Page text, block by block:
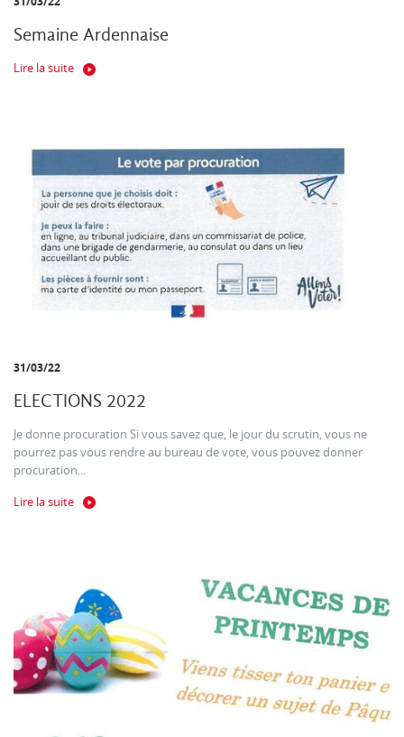
Semaine Ardennaise
Lire la suite
31/03/22
ELECTIONS 2022
Je donne procuration Si vous savez que, le jour du scrutin, vous ne
pourrez pas vous rendre au bureau de vote, vous pouvez donner
procuration...
Lire la suite